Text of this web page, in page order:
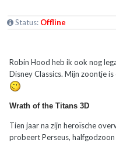
Status: Offline
Robin Hood heb ik ook nog
Disney Classics. Mijn zoontje
Wrath of the Titans 3D
Tien jaar na zijn heroïsche
probeert Perseus,